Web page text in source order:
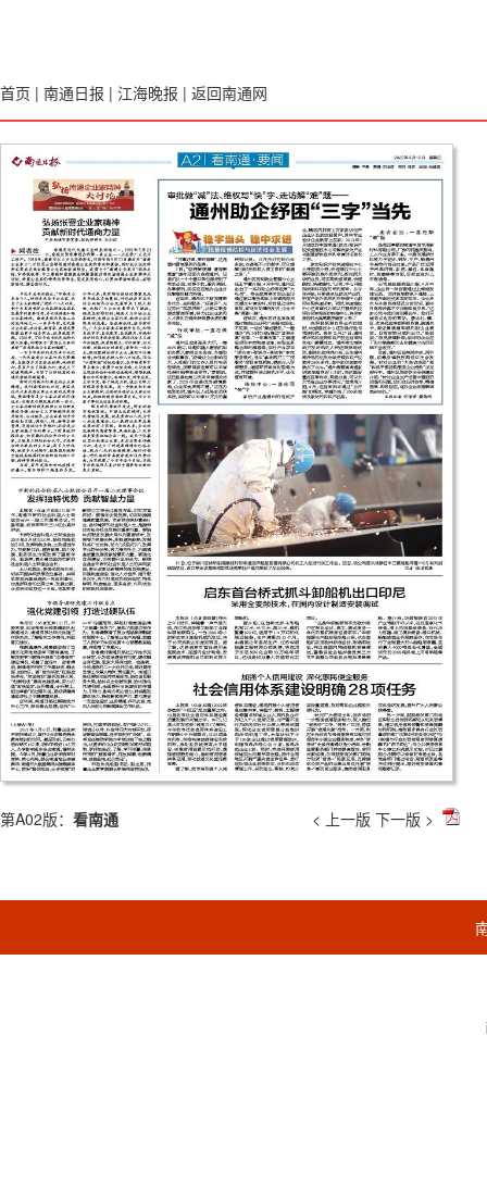
首页 | 南通日报 | 江海晚报 | 返回南通网
第A02版： 看南通 < 上一版 下一版 >